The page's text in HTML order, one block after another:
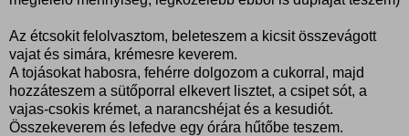
Az étcsokit felolvasztom, beleteszem a kicsit összevágott
vajat és simára, krémesre keverem.
A tojásokat habosra, fehérre dolgozom a cukorral, majd
hozzáteszem a sütőporral elkevert lisztet, a csipet sót, a
vajas-csokis krémet, a narancshéjat és a kesudiót.
Összekeverem és lefedve egy órára hűtőbe teszem.